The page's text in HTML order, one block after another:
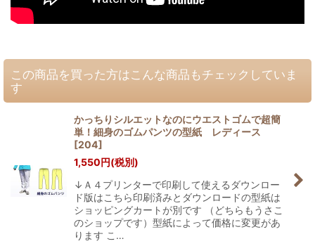
この商品を買った方はこんな商品もチェックしていま
す
かっちりシルエットなのにウエストゴムで超簡
単！細身のゴムパンツの型紙 レディース
[204]
1,550円(税別)
↓Ａ４プリンターで印刷して使えるダウンロー
ド版はこちら印刷済みとダウンロードの型紙は
ショッピングカートが別です （どちらもうさこ
のショップです）型紙によって価格に変更があ
ります こ…